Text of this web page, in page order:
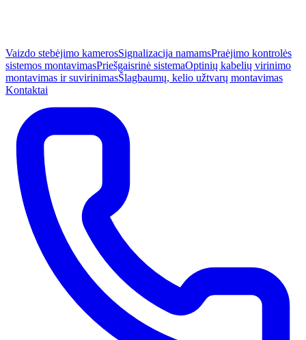
Vaizdo stebėjimo kamerosSignalizacija namamsPraėjimo kontrolės
sistemos montavimasPriešgaisrinė sistemaOptinių kabelių virinimo
montavimas ir suvirinimasŠlagbaumų, kelio užtvarų montavimas
Kontaktai